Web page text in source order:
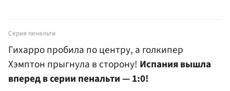
Серия пенальти
Гихарро пробила по центру, а голкипер
Хэмптон прыгнула в сторону! Испания вышла
вперед в серии пенальти — 1:0!